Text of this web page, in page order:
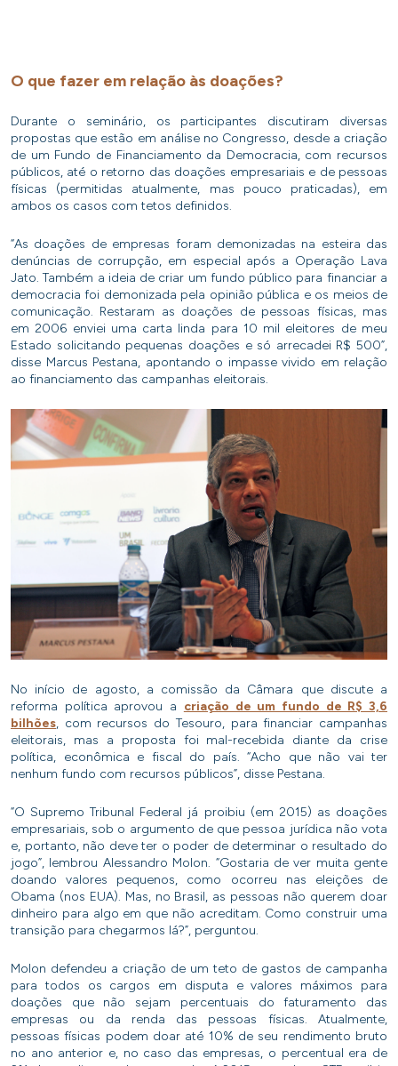
O que fazer em relação às doações?
Durante o seminário, os participantes discutiram diversas
propostas que estão em análise no Congresso, desde a criação
de um Fundo de Financiamento da Democracia, com recursos
públicos, até o retorno das doações empresariais e de pessoas
físicas (permitidas atualmente, mas pouco praticadas), em
ambos os casos com tetos definidos.
“As doações de empresas foram demonizadas na esteira das
denúncias de corrupção, em especial após a Operação Lava
Jato. Também a ideia de criar um fundo público para financiar a
democracia foi demonizada pela opinião pública e os meios de
comunicação. Restaram as doações de pessoas físicas, mas
em 2006 enviei uma carta linda para 10 mil eleitores de meu
Estado solicitando pequenas doações e só arrecadei R$ 500”,
disse Marcus Pestana, apontando o impasse vivido em relação
ao financiamento das campanhas eleitorais.
No início de agosto, a comissão da Câmara que discute a
reforma política aprovou a criação de um fundo de R$ 3,6
bilhões, com recursos do Tesouro, para financiar campanhas
eleitorais, mas a proposta foi mal-recebida diante da crise
política, econômica e fiscal do país. “Acho que não vai ter
nenhum fundo com recursos públicos”, disse Pestana.
“O Supremo Tribunal Federal já proibiu (em 2015) as doações
empresariais, sob o argumento de que pessoa jurídica não vota
e, portanto, não deve ter o poder de determinar o resultado do
jogo”, lembrou Alessandro Molon. “Gostaria de ver muita gente
doando valores pequenos, como ocorreu nas eleições de
Obama (nos EUA). Mas, no Brasil, as pessoas não querem doar
dinheiro para algo em que não acreditam. Como construir uma
transição para chegarmos lá?”, perguntou.
Molon defendeu a criação de um teto de gastos de campanha
para todos os cargos em disputa e valores máximos para
doações que não sejam percentuais do faturamento das
empresas ou da renda das pessoas físicas. Atualmente,
pessoas físicas podem doar até 10% de seu rendimento bruto
no ano anterior e, no caso das empresas, o percentual era de